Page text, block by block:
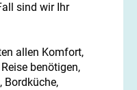
sind wir Ihr
allen Komfort,
benötigen,
Bordküche,